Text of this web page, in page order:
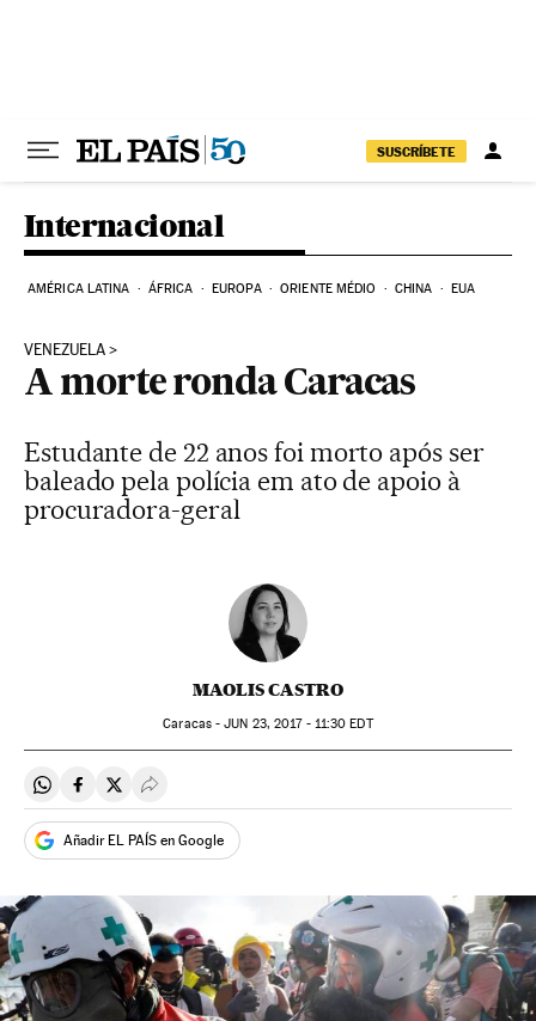
SUSCRÍBETE
Internacional
AMÉRICA LATINA ÁFRICA EUROPA ORIENTE MÉDIO CHINA EUA
VENEZUELA
A morte ronda Caracas
Estudante de 22 anos foi morto após ser
baleado pela polícia em ato de apoio à
procuradora-geral
MAOLIS CASTRO
Caracas -JUN 23, 2017 - 11:30 EDT
Compartir en Whatsapp
Compartir en Facebook
Compartir en Twitter
Desplegar Redes Sociales
Añadir EL PAÍS en Google